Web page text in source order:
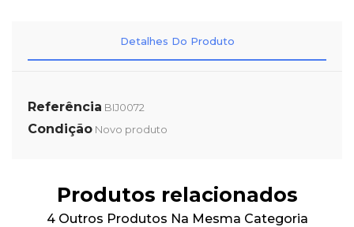
Detalhes Do Produto
Referência BIJ0072
Condição Novo produto
Produtos relacionados
4 Outros Produtos Na Mesma Categoria